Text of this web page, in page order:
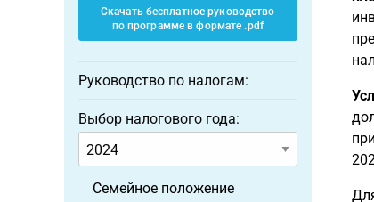
Скачать бесплатное руководство
по программе в формате .pdf
Руководство по налогам:
Выбор налогового года:
Семейное положение